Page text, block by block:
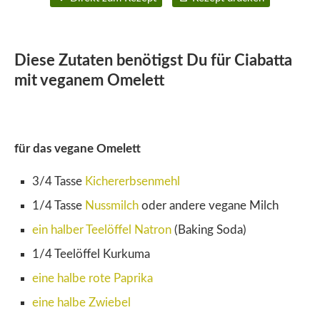
Diese Zutaten benötigst Du für Ciabatta
mit veganem Omelett
für das vegane Omelett
3/4 Tasse Kichererbsenmehl
1/4 Tasse Nussmilch oder andere vegane Milch
ein halber Teelöffel Natron (Baking Soda)
1/4 Teelöffel Kurkuma
eine halbe rote Paprika
eine halbe Zwiebel